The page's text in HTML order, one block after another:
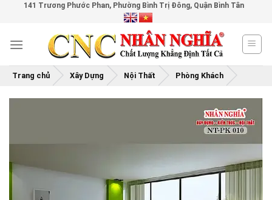
content
141 Trương Phước Phan, Phường Bình Trị Đông, Quận Bình Tân
Trang chủ Xây Dựng Nội Thất Phòng Khách